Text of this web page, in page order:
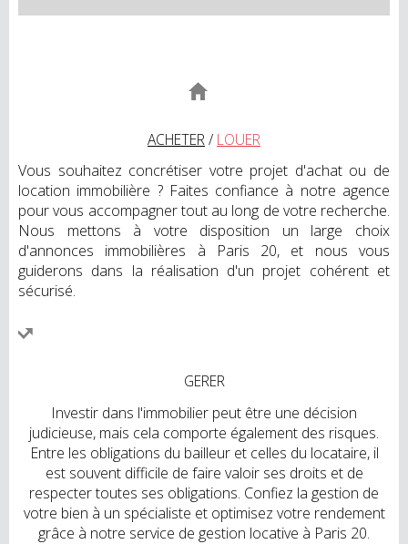
ACHETER/ LOUER
Vous souhaitez concrétiser votre projet d'achat ou de
location immobilière ? Faites confiance à notre agence
pour vous accompagner tout au long de votre recherche.
Nous mettons à votre disposition un large choix
d'annonces immobilières à Paris 20, et nous vous
guiderons dans la réalisation d'un projet cohérent et
sécurisé.
GERER
Investir dans l'immobilier peut être une décision
judicieuse, mais cela comporte également des risques.
Entre les obligations du bailleur et celles du locataire, il
est souvent difficile de faire valoir ses droits et de
respecter toutes ses obligations. Confiez la gestion de
votre bien à un spécialiste et optimisez votre rendement
grâce à notre service de gestion locative à Paris 20.